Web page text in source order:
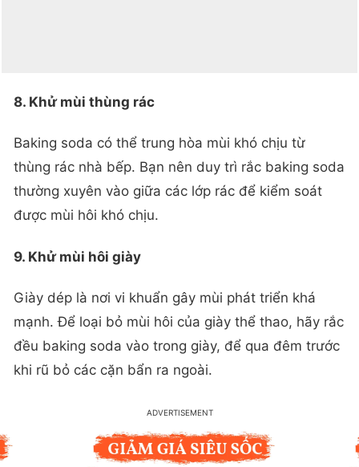
8. Khử mùi thùng rác
Baking soda có thể trung hòa mùi khó chịu từ
thùng rác nhà bếp. Bạn nên duy trì rắc baking soda
thường xuyên vào giữa các lớp rác để kiểm soát
được mùi hôi khó chịu.
9. Khử mùi hôi giày
Giày dép là nơi vi khuẩn gây mùi phát triển khá
mạnh. Để loại bỏ mùi hôi của giày thể thao, hãy rắc
đều baking soda vào trong giày, để qua đêm trước
khi rũ bỏ các cặn bẩn ra ngoài.